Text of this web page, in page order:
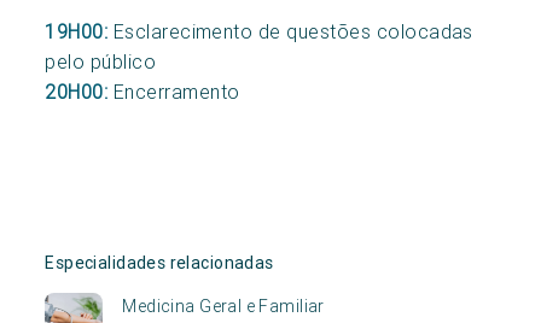
19H00: Esclarecimento de questões colocadas
pelo público
20H00: Encerramento
Especialidades relacionadas
Medicina Geral e Familiar